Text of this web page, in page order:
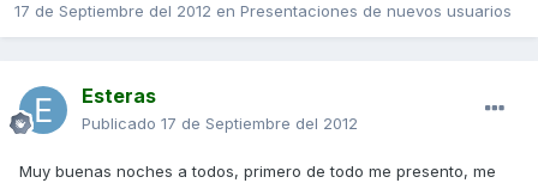
17 de Septiembre del 2012 en Presentaciones de nuevos usuarios
Esteras
Publicado 17 de Septiembre del 2012
Muy buenas noches a todos, primero de todo me presento, me